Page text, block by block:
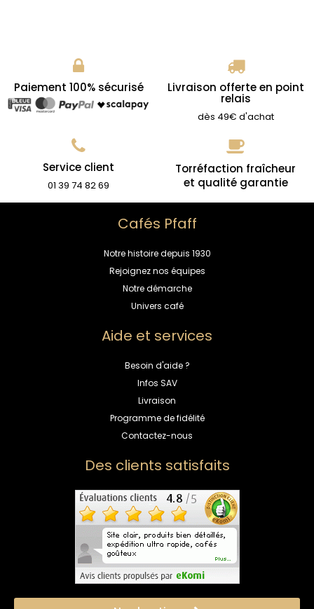
Paiement 100% sécurisé Livraison offerte en point
relais
dès 49€ d'achat
Service client
01 39 74 82 69
Torréfaction fraîcheur
et qualité garantie
Cafés Pfaff
Notre histoire depuis 1930
Rejoignez nos équipes
Notre démarche
Univers café
Aide et services
Besoin d'aide ?
Infos SAV
Livraison
Programme de fidélité
Contactez-nous
Des clients satisfaits